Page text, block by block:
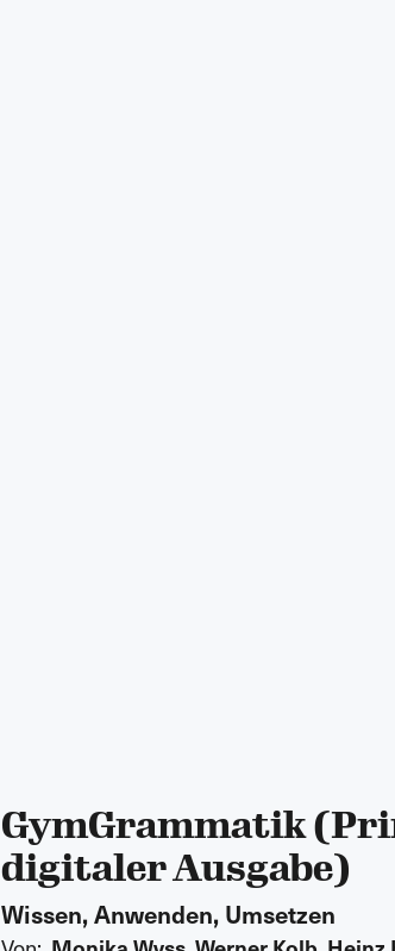
GymGrammatik
digitaler Ausgabe)
Wissen, Anwenden, Umsetzen